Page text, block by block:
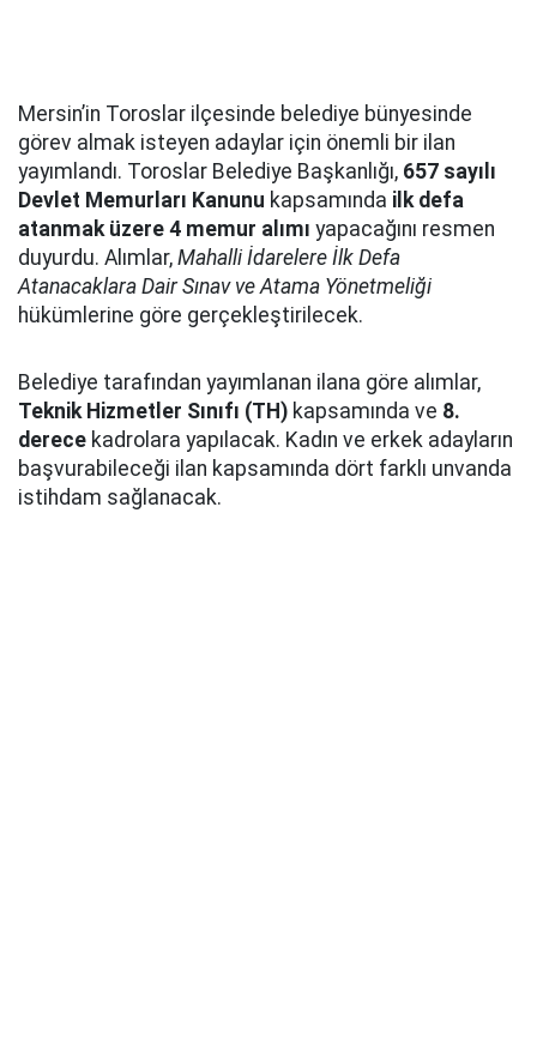
Mersin’in Toroslar ilçesinde belediye bünyesinde
görev almak isteyen adaylar için önemli bir ilan
yayımlandı. Toroslar Belediye Başkanlığı, 657 sayılı
Devlet Memurları Kanunu kapsamında ilk defa
atanmak üzere 4 memur alımı yapacağını resmen
duyurdu. Alımlar, Mahalli İdarelere İlk Defa
Atanacaklara Dair Sınav ve Atama Yönetmeliği
hükümlerine göre gerçekleştirilecek.
Belediye tarafından yayımlanan ilana göre alımlar,
Teknik Hizmetler Sınıfı (TH) kapsamında ve 8.
derece kadrolara yapılacak. Kadın ve erkek adayların
başvurabileceği ilan kapsamında dört farklı unvanda
istihdam sağlanacak.